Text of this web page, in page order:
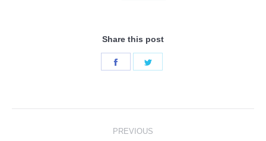
Share this post
Share
PREVIOUS